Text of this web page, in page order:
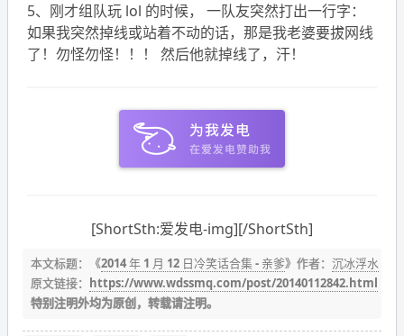
5、刚才组队玩 lol 的时候， 一队友突然打出一行字：
如果我突然掉线或站着不动的话，那是我老婆要拔网线
了！勿怪勿怪！！！ 然后他就掉线了，汗！
[ShortSth:爱发电-img][/ShortSth]
本文标题：《2014 年 1 月 12 日冷笑话合集 - 亲爹》作者： 沉冰浮水
原文链接： https://www.wdssmq.com/post/20140112842.html
特别注明外均为原创，转载请注明。